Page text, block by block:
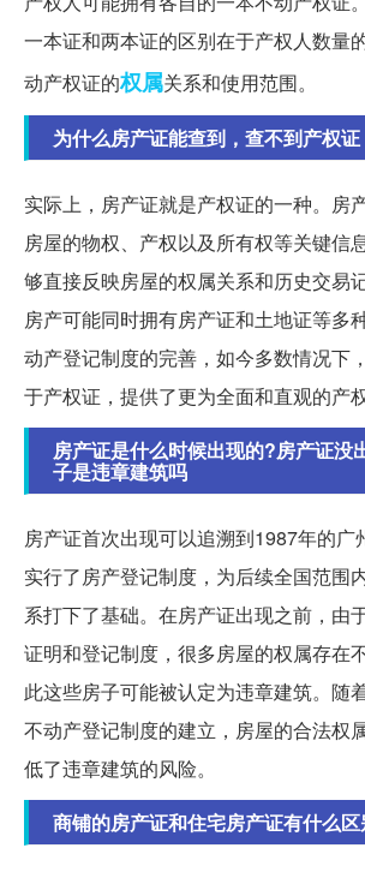
一本证和两本证的区别在于产权人数量
动产权证的权属关系和使用范围。
为什么房产证能查到，查不到产权证
实际上，房产证就是产权证的一种。房
房屋的物权、产权以及所有权等关键信
够直接反映房屋的权属关系和历史交易
房产可能同时拥有房产证和土地证等多
动产登记制度的完善，如今多数情况下
于产权证，提供了更为全面和直观的产权
房产证是什么时候出现的?房产证没
子是违章建筑吗
房产证首次出现可以追溯到1987年的广
实行了房产登记制度，为后续全国范围
系打下了基础。在房产证出现之前，由
证明和登记制度，很多房屋的权属存在
此这些房子可能被认定为违章建筑。随
不动产登记制度的建立，房屋的合法权
低了违章建筑的风险。
商铺的房产证和住宅房产证有什么区